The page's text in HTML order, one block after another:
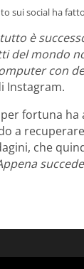
sui social ha
è
del mondo
con
Instagram.
fortuna ha
a
che